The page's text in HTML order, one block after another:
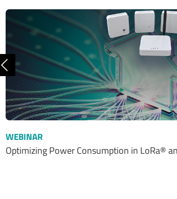
WEBINAR
Optimizing Power Consumption in LoRa®
前へ